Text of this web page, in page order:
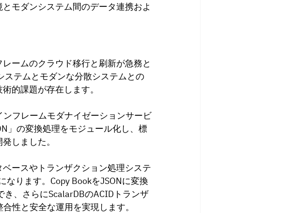
モダンシステム間のデータ連携およ
ームのクラウド移行と刷新が急務と
ステムとモダンな分散システムとの
的課題が存在します。
フレームモダナイゼーションサービ
」の変換処理をモジュール化し、標
しました。
ースやトランザクション処理システ
なります。Copy BookをJSONに変換
、さらにScalarDBのACIDトランザ
性と安全な運用を実現します。